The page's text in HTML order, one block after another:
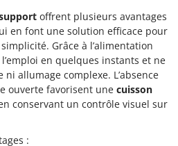
de terre pour tracteur
tracteur
à tracteur
offrent plusieurs avantages
en font une solution efficace pour
Grâce à l’alimentation
en quelques instants et ne
allumage complexe. L’absence
ouverte favorisent une cuisson
conservant un contrôle visuel sur
: